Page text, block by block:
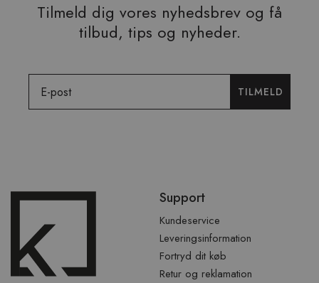
Tilmeld dig vores nyhedsbrev og få
tilbud, tips og nyheder.
TILMELD
over
Support
Kundeservice
Leveringsinformation
Fortryd dit køb
Retur og reklamation